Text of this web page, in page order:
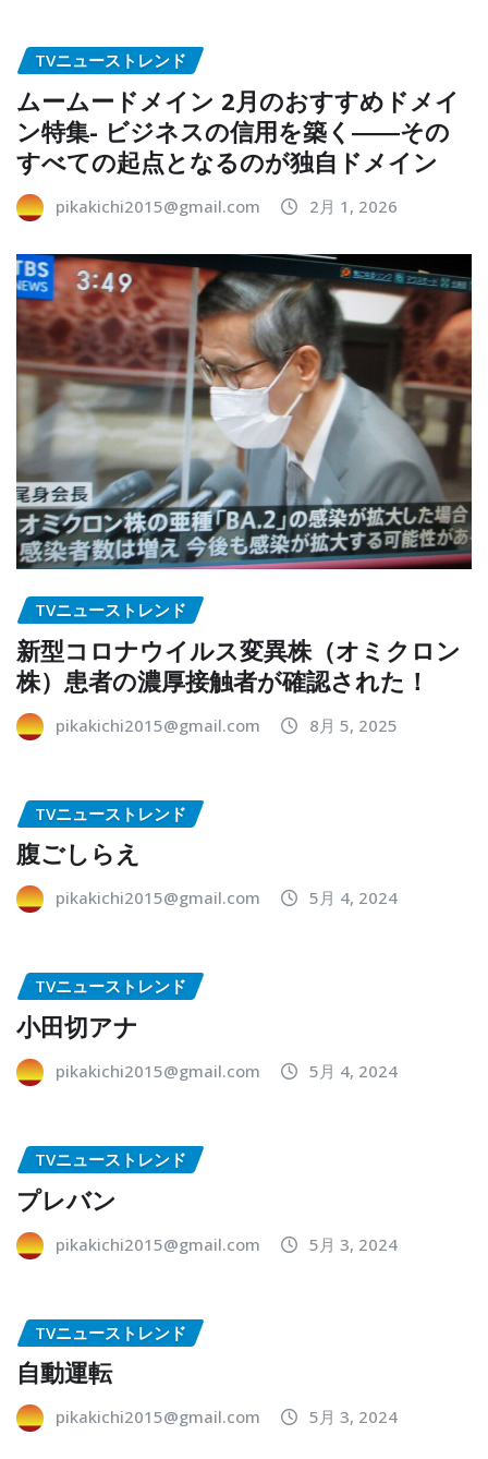
TVニューストレンド
ムームードメイン 2月のおすすめドメイ
ン特集- ビジネスの信用を築く――その
すべての起点となるのが独自ドメイン
pikakichi2015@gmail.com 2月 1, 2026
TVニューストレンド
新型コロナウイルス変異株（オミクロン
株）患者の濃厚接触者が確認された！
pikakichi2015@gmail.com 8月 5, 2025
TVニューストレンド
腹ごしらえ
pikakichi2015@gmail.com 5月 4, 2024
TVニューストレンド
小田切アナ
pikakichi2015@gmail.com 5月 4, 2024
TVニューストレンド
プレバン
pikakichi2015@gmail.com 5月 3, 2024
TVニューストレンド
自動運転
pikakichi2015@gmail.com 5月 3, 2024